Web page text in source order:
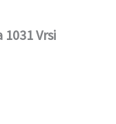
Vrsi